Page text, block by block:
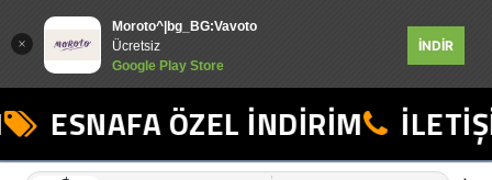
Moroto^|bg_BG:Vavoto
Ücretsiz
Google Play Store
İNDİR
ESNAFA ÖZEL İNDİRİM